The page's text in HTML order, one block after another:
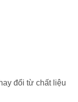
đổi từ chất liệu